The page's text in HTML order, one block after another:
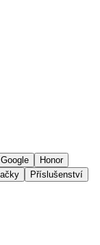
Google
Honor
Příslušenství